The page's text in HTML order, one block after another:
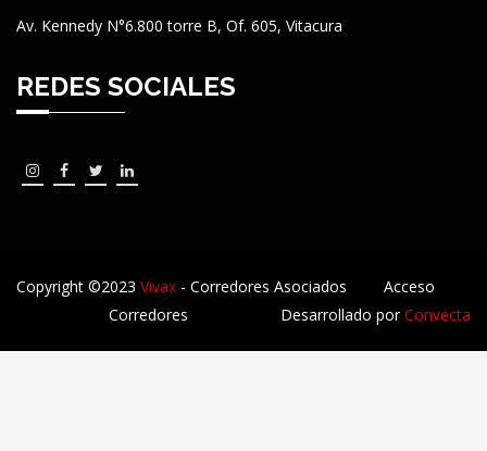
Av. Kennedy N°6.800 torre B, Of. 605, Vitacura
REDES SOCIALES
Copyright ©2023 Vivax - Corredores Asociados
Acceso
Corredores
Desarrollado porConvecta